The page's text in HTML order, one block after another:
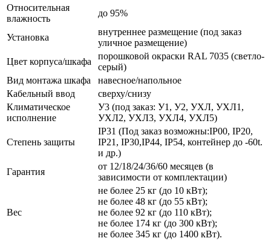
Относительная
влажность
до 95%
Установка
внутреннее размещение (под заказ
уличное размещение)
Цвет корпуса/шкафа
порошковой окраски RAL 7035 (светло-
серый)
Вид монтажа шкафа
навесное/напольное
Кабельный ввод
сверху/снизу
Климатическое
исполнение
У3 (под заказ: У1, У2, УХЛ, УХЛ1,
УХЛ2, УХЛ3, УХЛ4, УХЛ5)
Степень защиты
IP31 (Под заказ возможны:IP00, IP20,
IP21, IP30,IP44, IP54, контейнер до -60t.
и др.)
Гарантия
от 12/18/24/36/60 месяцев (в
зависимости от комплектации)
Вес
не более 25 кг (до 10 кВт);
не более 48 кг (до 55 кВт);
не более 92 кг (до 110 кВт);
не более 174 кг (до 300 кВт);
не более 345 кг (до 1400 кВт).